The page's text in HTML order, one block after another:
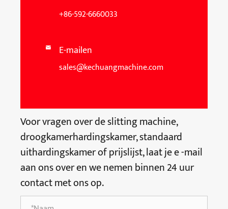
+86-592-6660033
 E-mailen
sales@kechuangmachine.com
Voor vragen over de slitting machine,
droogkamerhardingskamer, standaard
uithardingskamer of prijslijst, laat je e -mail
aan ons over en we nemen binnen 24 uur
contact met ons op.